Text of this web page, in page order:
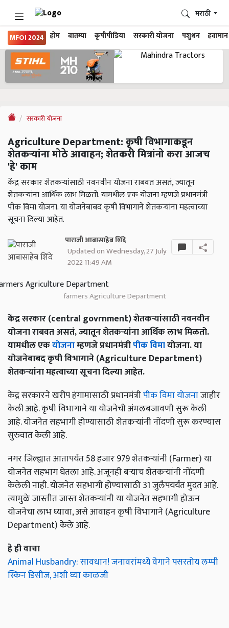
MFOI 2024 होम बातम्या कृषीपीडिया सरकारी योजना पशुधन हवामान
मराठी
सरकारी योजना
Agriculture Department: कृषी विभागाकडून
शेतकऱ्यांना मोठे आवाहन; शेतकरी मित्रांनो करा आजच
'हे' काम
केंद्र सरकार शेतकऱ्यांसाठी नवनवीन योजना राबवत असतं, ज्यातून
शेतकऱ्यांना आर्थिक लाभ मिळतो. यामधील एक योजना म्हणजे प्रधानमंत्री
पीक विमा योजना. या योजनेबाबद कृषी विभागाने शेतकऱ्यांना महत्वाच्या
सूचना दिल्या आहेत.
पाराजी आबासाहेब शिंदे
Updated on Wednesday, 27 July
2022 11:49 AM
farmers Agriculture Department
केंद्र सरकार (central govrnment) शेतकऱ्यांसाठी नवनवीन
योजना राबवत असतं, ज्यातून शेतकऱ्यांना आर्थिक लाभ मिळतो.
यामधील एकयोजनाम्हणजे प्रधानमंत्रीपीक विमायोजना. या
योजनेबाबद कृषी विभागाने (Agriculture Department)
शेतकऱ्यांना महत्वाच्या सूचना दिल्या आहेत.
केंद्र सरकारने खरीप हंगामासाठी प्रधानमंत्रीपीक विमा योजनाजाहीर
केली आहे. कृषी विभागाने या योजनेची अंमलबजावणी सुरू केली
आहे. योजनेत सहभागी होण्यासाठी शेतकऱ्यांनी नोंदणी सुरू करण्यास
सुरुवात केली आहे.
नगर जिल्ह्यात आतापर्यंत 58 हजार 979 शेतकऱ्यांनी (Farmer) या
योजनेत सहभाग घेतला आहे. अजूनही बऱ्याच शेतकऱ्यांनी नोंदणी
केलेली नाही. योजनेत सहभागी होण्यासाठी 31 जुलैपयर्यंत मुदत आहे.
त्यामुळे जास्तीत जास्त शेतकऱ्यांनी या योजनेत सहभागी होऊन
योजनेचा लाभ घ्यावा, असे आवाहन कृषी विभागाने (Agriculture
Department) केले आहे.
हे ही वाचा
Animal Husbandry: सावधान! जनावरांमध्ये वेगाने पसरतोय लम्पी
स्किन डिसीज, अशी घ्या काळजी